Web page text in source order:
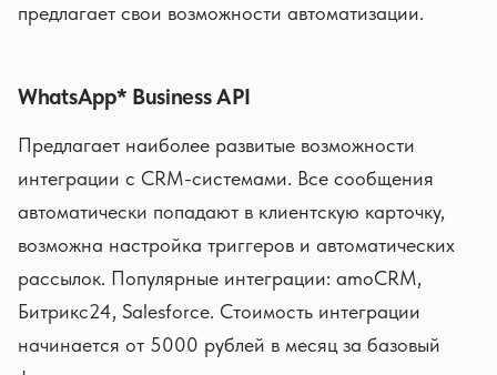
предлагает свои возможности автоматизации.
WhatsApp* Business API
Предлагает наиболее развитые возможности
интеграции с CRM-системами. Все сообщения
автоматически попадают в клиентскую карточку,
возможна настройка триггеров и автоматических
рассылок. Популярные интеграции: amoCRM,
Битрикс24, Salesforce. Стоимость интеграции
начинается от 5000 рублей в месяц за базовый